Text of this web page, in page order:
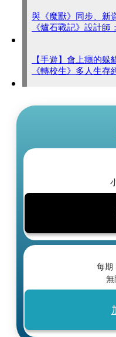
與《魔獸》同步、新
《爐石戰記》設計師
【手遊】會上癮的
《轉校生》多人生存
每期